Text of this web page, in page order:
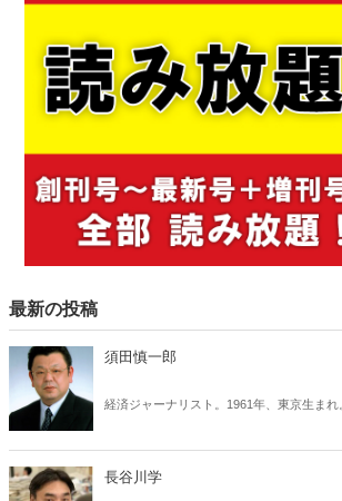
最新の投稿
須田慎一郎
経済ジャーナリスト。1961年、東京生まれ
「ビートたけしのＴＶタックル」、読売テ
会ＮＰ」、文化放送「須田慎一郎のこん
長谷川学